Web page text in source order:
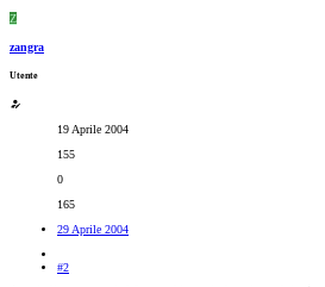
Z
zangra
Utente
19 Aprile 2004
155
0
165
29 Aprile 2004
#2